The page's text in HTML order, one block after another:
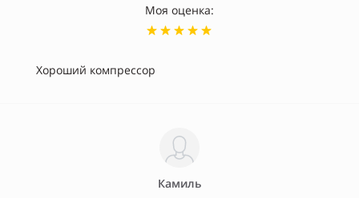
Моя оценка:
Хороший компрессор
Камиль